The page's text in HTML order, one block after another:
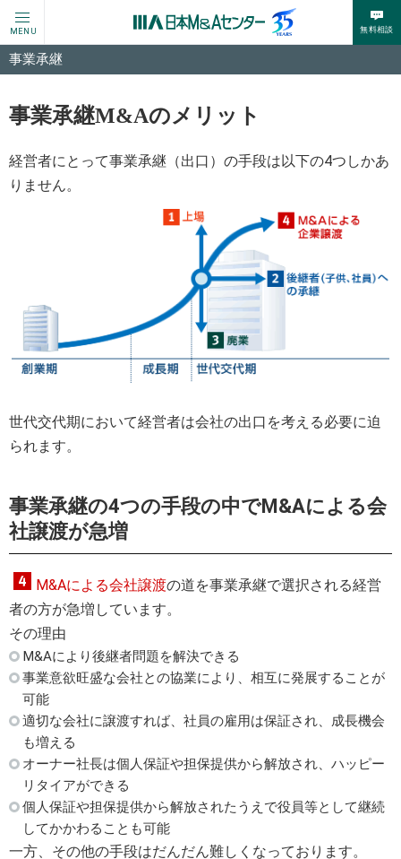
MENU 無料相談
事業承継
事業承継M&Aのメリット
経営者にとって事業承継（出口）の手段は以下の4つしかあ
りません。
世代交代期において経営者は会社の出口を考える必要に迫
られます。
事業承継の4つの手段の中でM&Aによる会
社譲渡が急増
M&Aによる会社譲渡の道を事業承継で選択される経営
者の方が急増しています。
その理由
M&Aにより後継者問題を解決できる
事業意欲旺盛な会社との協業により、相互に発展することが
可能
適切な会社に譲渡すれば、社員の雇用は保証され、成長機会
も増える
オーナー社長は個人保証や担保提供から解放され、ハッピー
リタイアができる
個人保証や担保提供から解放されたうえで役員等として継続
してかかわることも可能
一方、その他の手段はだんだん難しくなっております。